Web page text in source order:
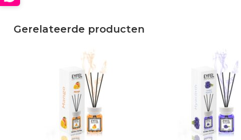
Gerelateerde producten